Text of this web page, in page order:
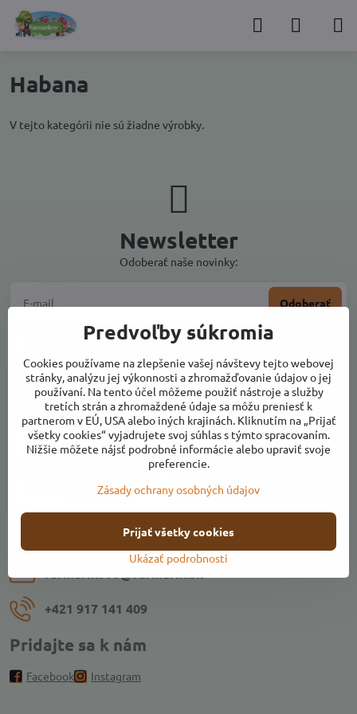
Habana
V tejto kategórii nie sú žiadne výrobky.
Newsletter
Odoberať naše novinky:
Odoberať
Chcem sa prihlásiť k odberu noviniek e-mailom
Kontakty
+421 917 141 409
Pridajte sa k nám
Facebook Instagram
Predvoľby súkromia
Cookies používame na zlepšenie vašej návštevy tejto webovej
stránky, analýzu jej výkonnosti a zhromažďovanie údajov o jej
používaní. Na tento účel môžeme použiť nástroje a služby
tretích strán a zhromaždené údaje sa môžu preniesť k
partnerom v EÚ, USA alebo iných krajinách. Kliknutím na „Prijať
všetky cookies“ vyjadrujete svoj súhlas s týmto spracovaním.
Nižšie môžete nájsť podrobné informácie alebo upraviť svoje
preferencie.
Zásady ochrany osobných údajov
Ukázať podrobnosti
Prijať všetky cookies